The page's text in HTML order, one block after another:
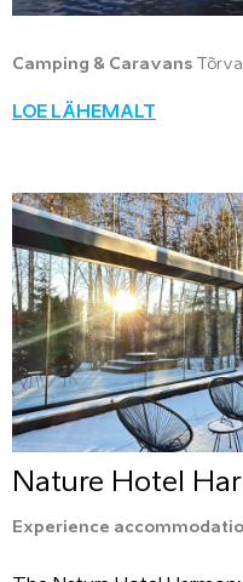
Camping & Caravans
LOE LÄHEMALT
Nature Hotel
Experience